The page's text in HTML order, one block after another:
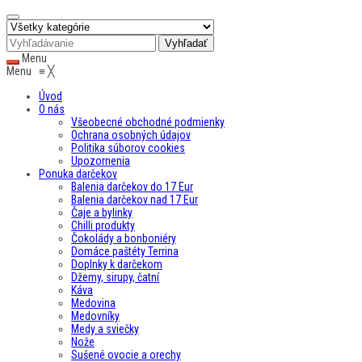
Menu
Menu ≡╳
Úvod
O nás
Všeobecné obchodné podmienky
Ochrana osobných údajov
Politika súborov cookies
Upozornenia
Ponuka darčekov
Balenia darčekov do 17 Eur
Balenia darčekov nad 17 Eur
Čaje a bylinky
Chilli produkty
Čokolády a bonboniéry
Domáce paštéty Terrina
Doplnky k darčekom
Džemy, sirupy, čatní
Káva
Medovina
Medovníky
Medy a sviečky
Nože
Sušené ovocie a orechy